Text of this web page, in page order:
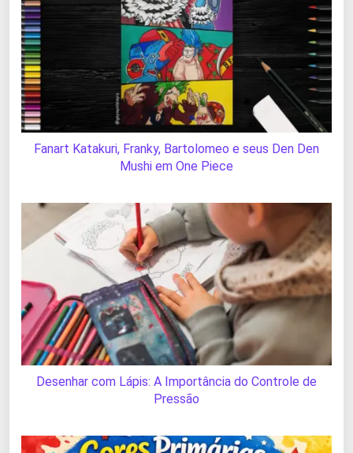
Fanart Katakuri, Franky, Bartolomeo e seus Den Den
Mushi em One Piece
Desenhar com Lápis: A Importância do Controle de
Pressão